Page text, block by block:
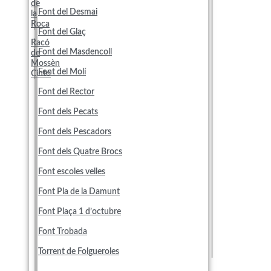
de
la
Roca
Racó
de
Mossèn
Cinto
Font del Desmai
Font del Glaç
Font del Masdencoll
Font del Molí
Font del Rector
Font dels Pecats
Font dels Pescadors
Font dels Quatre Brocs
Font escoles velles
Font Pla de la Damunt
Font Plaça 1 d’octubre
Font Trobada
Torrent de Folgueroles